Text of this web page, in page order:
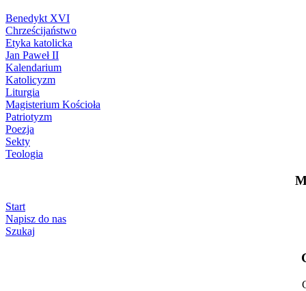
Benedykt XVI
Chrześcijaństwo
Etyka katolicka
Jan Paweł II
Kalendarium
Katolicyzm
Liturgia
Magisterium Kościoła
Patriotyzm
Poezja
Sekty
Teologia
Start
Napisz do nas
Szukaj